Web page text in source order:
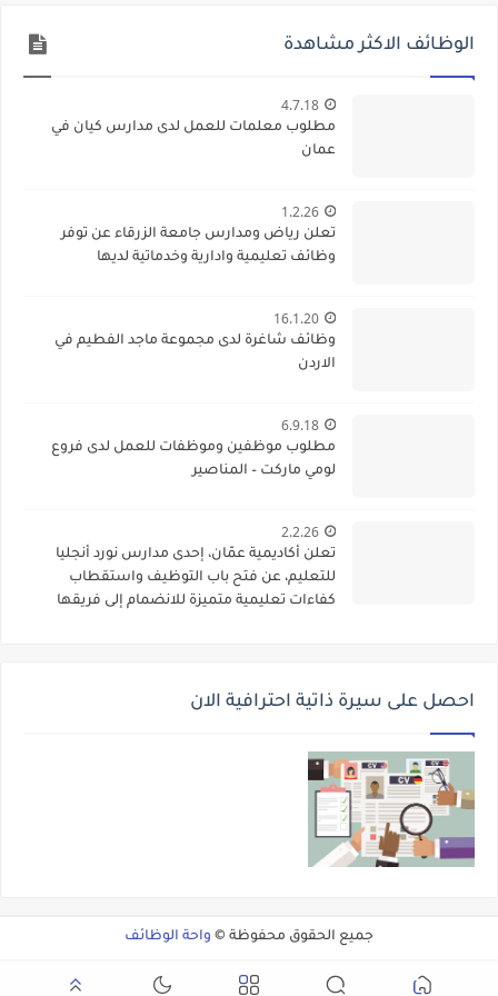
الوظائف الاكثر مشاهدة
4.7.18
مطلوب معلمات للعمل لدى مدارس كيان في
عمان
1.2.26
تعلن رياض ومدارس جامعة الزرقاء عن توفر
وظائف تعليمية وادارية وخدماتية لديها
16.1.20
وظائف شاغرة لدى مجموعة ماجد الفطيم في
الاردن
6.9.18
مطلوب موظفين وموظفات للعمل لدى فروع
لومي ماركت – المناصير
2.2.26
تعلن أكاديمية عمّان، إحدى مدارس نورد أنجليا
للتعليم، عن فتح باب التوظيف واستقطاب
كفاءات تعليمية متميزة للانضمام إلى فريقها
احصل على سيرة ذاتية احترافية الان
جميع الحقوق محفوظة © واحة الوظائف